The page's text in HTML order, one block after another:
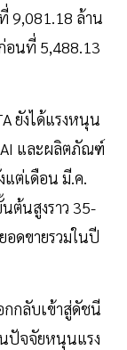
9,081.18 ล้าน
อนที่ 5,488.13
ยังได้แรงหนุน
AI และผลิตภัณฑ์
แต่เดือน มี.ค.
ต้นสูงราว 35-
อดขายรวมในปี
กกลับเข้าสู่ดัชนี
นปัจจัยหนุนแรง